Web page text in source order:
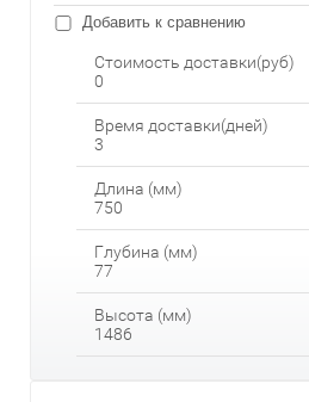
Добавить к сравнению
Стоимость доставки(руб)
0
Время доставки(дней)
3
Длина (мм)
750
Глубина (мм)
77
Высота (мм)
1486